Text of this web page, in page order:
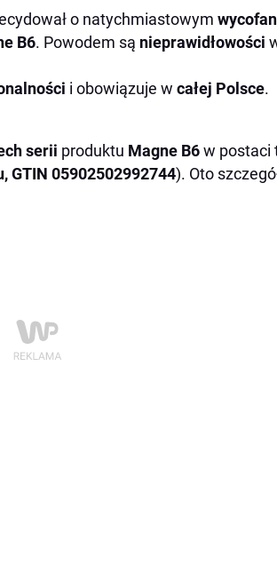
o natychmiastowym
B6. Powodem są nieprawidłowości
i obowiązuje w całej Polsce.
serii produktu Magne B6w postaci
GTIN 05902502992744). Oto